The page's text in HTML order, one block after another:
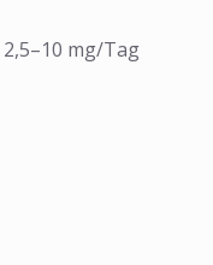
2,5–10 mg/Tag